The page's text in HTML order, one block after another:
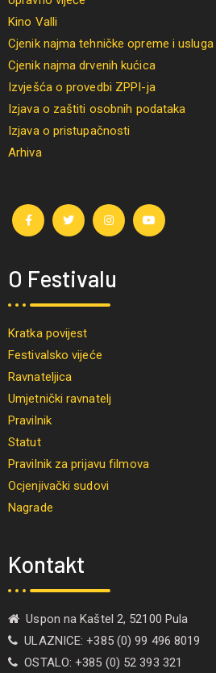
Kino Valli
Cjenik najma tehničke opreme i usluga
Cjenik najma drvenih kućica
Izvješća o provedbi ZPPI-ja
Izjava o zaštiti osobnih podataka
Izjava o pristupačnosti
Arhiva
O Festivalu
Kratka povijest
Festivalsko vijeće
Ravnateljica
Umjetnički ravnatelj
Pravilnik
Statut
Pravilnik za prijavu filmova
Ocjenjivački sudovi
Nagrade
Kontakt
Uspon na Kaštel 2, 52100 Pula
ULAZNICE: +385 (0) 99 496 8019
OSTALO: +385 (0) 52 393 321